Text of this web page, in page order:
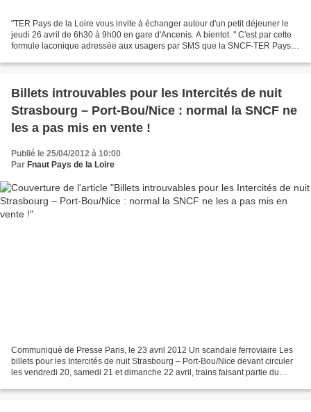
"TER Pays de la Loire vous invite à échanger autour d'un petit déjeuner le
jeudi 26 avril de 6h30 à 9h00 en gare d'Ancenis. A bientot. " C'est par cette
formule laconique adressée aux usagers par SMS que la SNCF-TER Pays
Billets introuvables pour les Intercités de nuit
Strasbourg – Port-Bou/Nice : normal la SNCF ne
les a pas mis en vente !
Publié le 25/04/2012 à 10:00
Par Fnaut Pays de la Loire
Communiqué de Presse Paris, le 23 avril 2012 Un scandale ferroviaire Les
billets pour les Intercités de nuit Strasbourg – Port-Bou/Nice devant circuler
les vendredi 20, samedi 21 et dimanche 22 avril, trains faisant partie du